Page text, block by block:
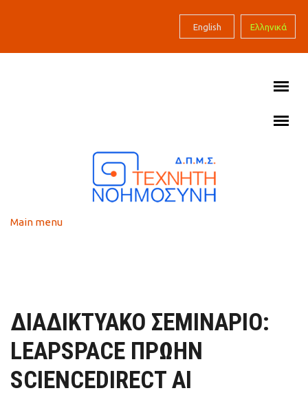
English Ελληνικά
Main menu
ΔΙΑΔΙΚΤΥΑΚΌ ΣΕΜΙΝΆΡΙΟ:
LEAPSPACE ΠΡΏΗΝ
SCIENCEDIRECT AI